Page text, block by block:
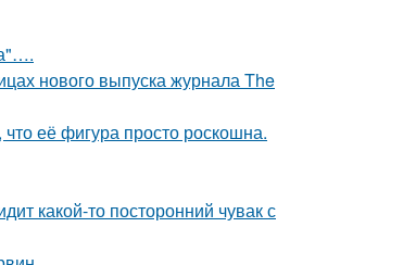
нового выпуска журнала The
её фигура просто роскошна.
какой-то посторонний чувак с